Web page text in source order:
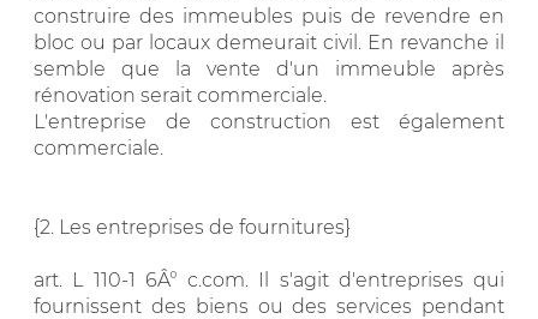
construire des immeubles puis de revendre en
bloc ou par locaux demeurait civil. En revanche il
semble que la vente d'un immeuble après
rénovation serait commerciale.
L'entreprise de construction est également
commerciale.
{2. Les entreprises de fournitures}
art. L 110-1 6Â° c.com. Il s'agit d'entreprises qui
fournissent des biens ou des services pendant